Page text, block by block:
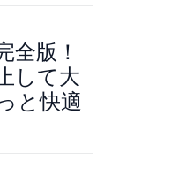
全版！
して大
と快適